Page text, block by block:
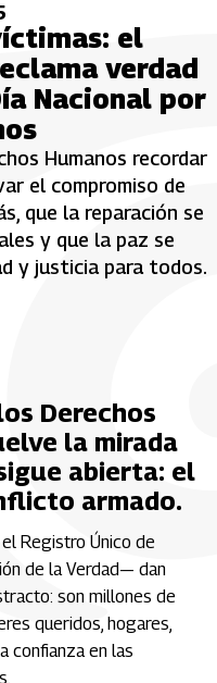
el
verdad
Nacional por
Humanos recordar
el compromiso de
que la reparación se
y que la paz se
y justicia para todos.
Derechos
la mirada
abierta: el
armado.
Registro Único de
de la Verdad— dan
son millones de
queridos, hogares,
confianza en las